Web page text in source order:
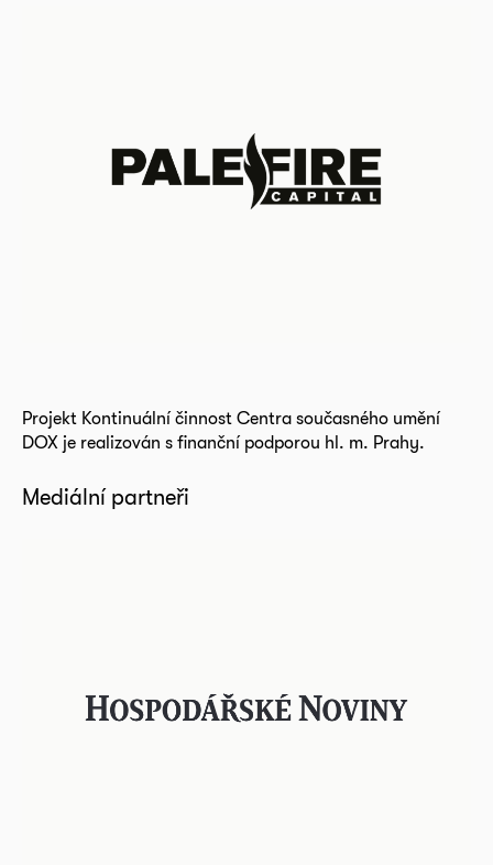
Projekt Kontinuální činnost Centra současného umění
DOX je realizován s finanční podporou hl. m. Prahy.
Mediální partneři